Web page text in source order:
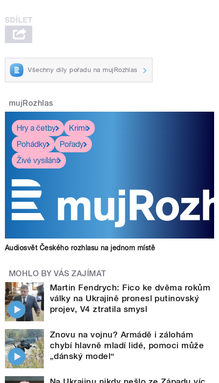
Všechny díly pořadu na mujRozhlas
mujRozhlas
Hry a četby
Krimi
Pohádky
Pořady
Živé vysílání
Audiosvět Českého rozhlasu na jednom místě
MOHLO BY VÁS ZAJÍMAT
Martin Fendrych: Fico ke dvěma rokům
války na Ukrajině pronesl putinovský
projev, V4 ztratila smysl
Znovu na vojnu? Armádě i zálohám
chybí hlavně mladí lidé, pomoci může
„dánský model“